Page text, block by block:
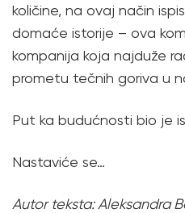
količine, na ovaj način
domaće istorije – ova
kompanija koja najduže
prometu tečnih goriva u
Put ka budućnosti bio je
Nastaviće se…
Autor teksta: Aleksandra